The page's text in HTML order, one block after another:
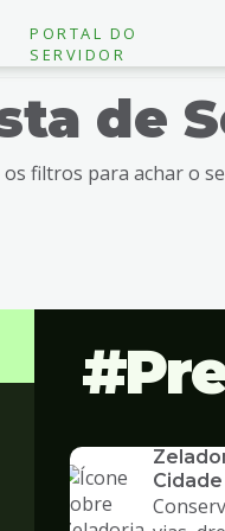
PORTAL DO
SERVIDOR
de
os filtros para achar o
Cidade